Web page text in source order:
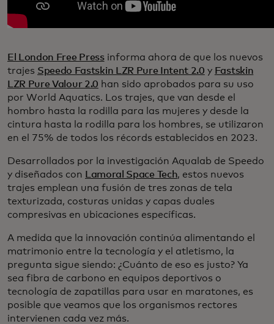
El London Free Pressinforma ahora de que los nuevos
trajes Speedo Fastskin LZR Pure Intent 2.0 y Fastskin
LZR Pure Valour 2.0 han sido aprobados para su uso
por World Aquatics. Los trajes, que van desde el
hombro hasta la rodilla para las mujeres y desde la
cintura hasta la rodilla para los hombres, se utilizaron
en el 75% de todos los récords establecidos en 2023.
Desarrollados por la investigación Aqualab de Speedo
y diseñados con
Lamoral Space Tech, estos nuevos
trajes emplean una fusión de tres zonas de tela
texturizada, costuras unidas y capas duales
compresivas en ubicaciones específicas.
A medida que la innovación continúa alimentando el
matrimonio entre la tecnología y el atletismo, la
pregunta sigue siendo: ¿Cuánto de eso es justo? Ya
sea fibra de carbono en equipos deportivos o
tecnología de zapatillas para usar en maratones, es
posible que veamos que los organismos rectores
intervienen cada vez más.